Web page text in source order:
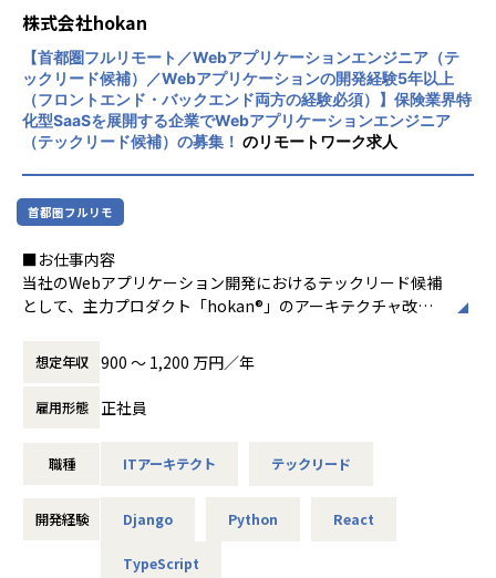
自治体通信という自治体向け専門媒体にも取り上げて頂いた
LoGoチャット、LoGoフォームの記事もあわせてみて頂きま
すと、どのようなプロダクトを取り扱っているかについての
イメージが沸きやすいかと思います。
県庁職員の「新しい働き方」を支える、自治体専用ビジネス
チャットの実力
自治体専用ビジネスチャットを導入し、「対話」の組織文化
をさらに強固に
自治体で導入されているLoGoフォームは、自治体職員だけ
ではなく、その地域に住む住民の皆さまにも利用されてお
り、日々の生活に根付いた、ミッションクリティカルなサー
利用自治体の拡大と、サービスの更なる進化のため、品質の
善を実施していく、スクラムチームの開発者を増員募集して
【業務内容】
発者を担っていただきます。
株式会社hokan
【首都圏フルリモート／Webアプリケーションエンジニア（テ
ックリード候補）／Webアプリケーションの開発経験5年以上
（フロントエンド・バックエンド両方の経験必須）】保険業界特
化型SaaSを展開する企業でWebアプリケーションエンジニア
（テックリード候補）の募集！ のリモートワーク求人
首都圏フルリモ
■お仕事内容
当社のWebアプリケーション開発におけるテックリード候補
として、主力プロダクト「hokan®︎」のアーキテクチャ改善
新機能開発における技術選定、プロトタイピングまで、hoka
nの事業全体を技術面からリードしていただきます。
開発の現場に深く入りながら、エンジニアチーム全体の技術
的な方向性を示し、プロダクトの品質・スピード・スケーラ
・Webアプリケーションのアーキテクチャ設計、リファクタ
・新機能開発における技術選定、設計、実装及び開発リード
想定年収 900 〜 1,200 万円／年
雇用形態 正社員
職種 ITアーキテクト テックリード
開発経験 Django Python React
TypeScript